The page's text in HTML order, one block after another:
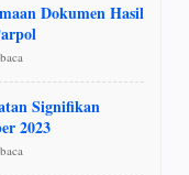
Dokumen Hasil
Signifikan
2023